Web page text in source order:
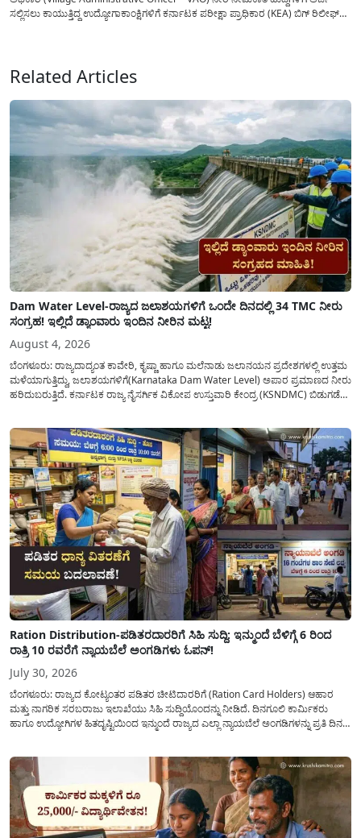
ಸಲ್ಲಿಸಲು ಕಾಯುತ್ತಿದ್ದ ಉದ್ಯೋಗಾಕಾಂಕ್ಷಿಗಳಿಗೆ ಕರ್ನಾಟಕ ಪರೀಕ್ಷಾ ಪ್ರಾಧಿಕಾರ (KEA) ಬಿಗ್ ರಿಲೀಫ್
Related Articles
Dam Water Level-ರಾಜ್ಯದ ಜಲಾಶಯಗಳಿಗೆ ಒಂದೇ ದಿನದಲ್ಲಿ 34 TMC ನೀರು
ಸಂಗ್ರಹ! ಇಲ್ಲಿದೆ ಡ್ಯಾಂವಾರು ಇಂದಿನ ನೀರಿನ ಮಟ್ಟ!
August 4, 2026
ಬೆಂಗಳೂರು: ರಾಜ್ಯದಾದ್ಯಂತ ಕಾವೇರಿ, ಕೃಷ್ಣಾ ಹಾಗೂ ಮಲೆನಾಡು ಜಲಾನಯನ ಪ್ರದೇಶಗಳಲ್ಲಿ ಉತ್ತಮ
ಮಳೆಯಾಗುತ್ತಿದ್ದು, ಜಲಾಶಯಗಳಿಗೆ(Karnataka Dam Water Level) ಅಪಾರ ಪ್ರಮಾಣದ ನೀರು
ಹರಿದುಬರುತ್ತಿದೆ. ಕರ್ನಾಟಕ ರಾಜ್ಯ ನೈಸರ್ಗಿಕ ವಿಕೋಪ ಉಸ್ತುವಾರಿ ಕೇಂದ್ರ (KSNDMC) ಬಿಡುಗಡೆ
Ration Distribution-ಪಡಿತರದಾರರಿಗೆ ಸಿಹಿ ಸುದ್ದಿ: ಇನ್ಮುಂದೆ ಬೆಳಿಗ್ಗೆ 6 ರಿಂದ
ರಾತ್ರಿ 10 ರವರೆಗೆ ನ್ಯಾಯಬೆಲೆ ಅಂಗಡಿಗಳು ಓಪನ್!
July 30, 2026
ಬೆಂಗಳೂರು: ರಾಜ್ಯದ ಕೋಟ್ಯಂತರ ಪಡಿತರ ಚೀಟಿದಾರರಿಗೆ (Ration Card Holders) ಆಹಾರ
ಮತ್ತು ನಾಗರಿಕ ಸರಬರಾಜು ಇಲಾಖೆಯು ಸಿಹಿ ಸುದ್ದಿಯೊಂದನ್ನು ನೀಡಿದೆ. ದಿನಗೂಲಿ ಕಾರ್ಮಿಕರು
ಹಾಗೂ ಉದ್ಯೋಗಿಗಳ ಹಿತದೃಷ್ಟಿಯಿಂದ ಇನ್ಮುಂದೆ ರಾಜ್ಯದ ಎಲ್ಲಾ ನ್ಯಾಯಬೆಲೆ ಅಂಗಡಿಗಳನ್ನು ಪ್ರತಿ ದಿನ